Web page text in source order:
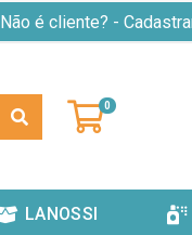
Não é cliente? -
0
LANOSSI